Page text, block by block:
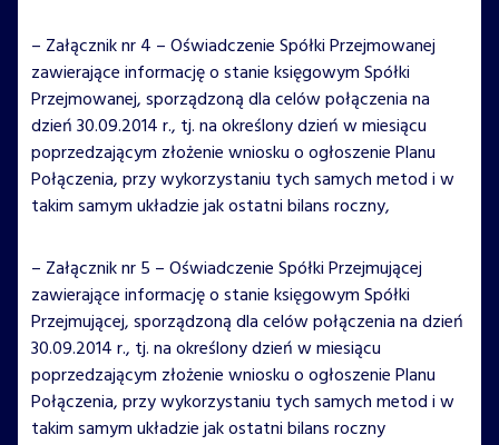
– Załącznik nr 4 – Oświadczenie Spółki Przejmowanej
zawierające informację o stanie księgowym Spółki
Przejmowanej, sporządzoną dla celów połączenia na
dzień 30.09.2014 r., tj. na określony dzień w miesiącu
poprzedzającym złożenie wniosku o ogłoszenie Planu
Połączenia, przy wykorzystaniu tych samych metod i w
takim samym układzie jak ostatni bilans roczny,
– Załącznik nr 5 – Oświadczenie Spółki Przejmującej
zawierające informację o stanie księgowym Spółki
Przejmującej, sporządzoną dla celów połączenia na dzień
30.09.2014 r., tj. na określony dzień w miesiącu
poprzedzającym złożenie wniosku o ogłoszenie Planu
Połączenia, przy wykorzystaniu tych samych metod i w
takim samym układzie jak ostatni bilans roczny